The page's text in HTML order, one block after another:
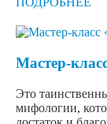
Мастер-
Это
мифологии,